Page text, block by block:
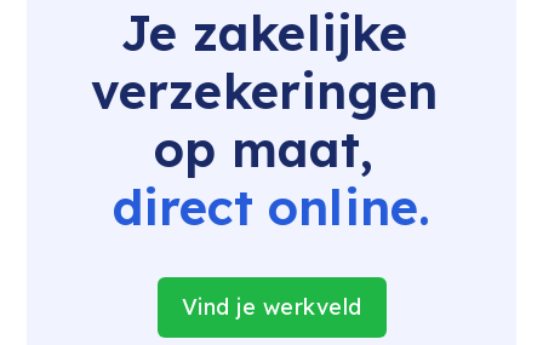
Je zakelijke
verzekeringen
op maat,
direct online.
Vind je werkveld